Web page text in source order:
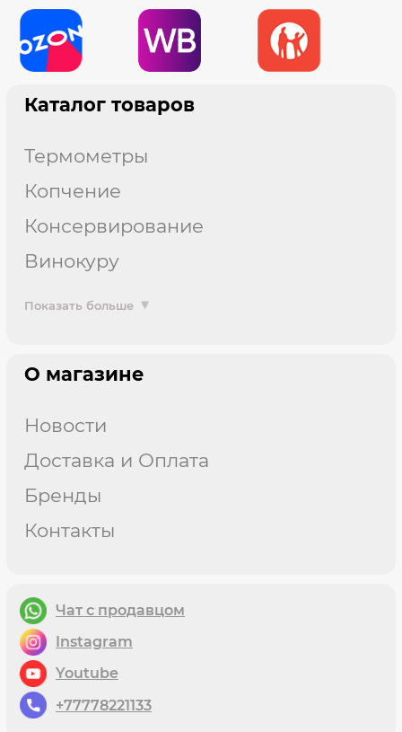
Каталог товаров
термометры
копчение
консервирование
винокуру
Показать больше
О магазине
Новости
Доставка и Оплата
Бренды
Контакты
Чат с продавцом
instagram
youtube
+77778221133